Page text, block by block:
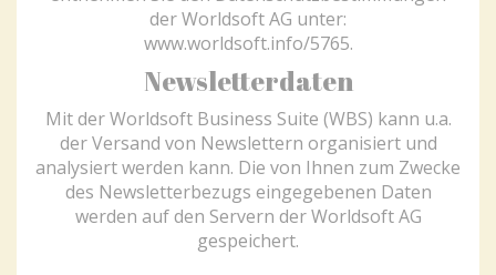
der Worldsoft AG unter:
www.worldsoft.info/5765.
Newsletterdaten
Mit der Worldsoft Business Suite (WBS) kann u.a.
der Versand von Newslettern organisiert und
analysiert werden kann. Die von Ihnen zum Zwecke
des Newsletterbezugs eingegebenen Daten
werden auf den Servern der Worldsoft AG
gespeichert.